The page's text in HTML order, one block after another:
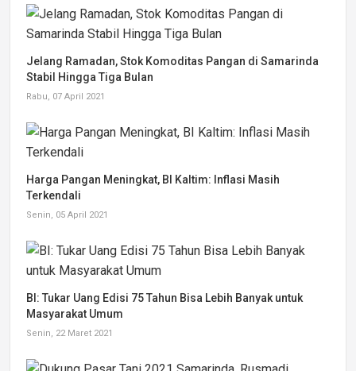
Jelang Ramadan, Stok Komoditas Pangan di Samarinda
Stabil Hingga Tiga Bulan
Rabu, 07 April 2021
Harga Pangan Meningkat, BI Kaltim: Inflasi Masih
Terkendali
Senin, 05 April 2021
BI: Tukar Uang Edisi 75 Tahun Bisa Lebih Banyak untuk
Masyarakat Umum
Senin, 22 Maret 2021